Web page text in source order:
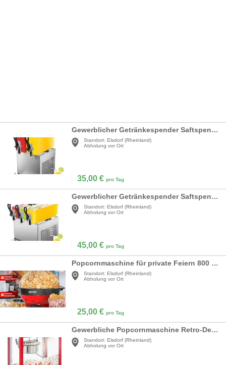
Gewerblicher Getränkespender Saftspender 2 x 12 l Gewerbe – Erfrischung für Ihr Gäste
Standort: Elsdorf (Rheinland)
Abholung vor Ort
35,00 € pro Tag
Gewerblicher Getränkespender Saftspender 3 x 12 l Gewerbe Erfrischung für Ihre Gäste
Standort: Elsdorf (Rheinland)
Abholung vor Ort
45,00 € pro Tag
Popcornmaschine für private Feiern 800 W 5,5 l – Kindergeburtstage
Standort: Elsdorf (Rheinland)
Abholung vor Ort
25,00 € pro Tag
Gewerbliche Popcornmaschine Retro-Design 150 °C/180 °C 2 Temperaturen süßes + salziges Popcorn
Standort: Elsdorf (Rheinland)
Abholung vor Ort